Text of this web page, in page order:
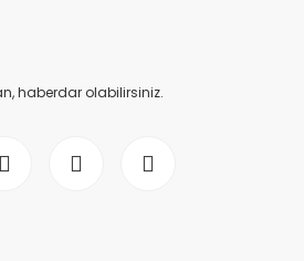
haberdar olabilirsiniz.